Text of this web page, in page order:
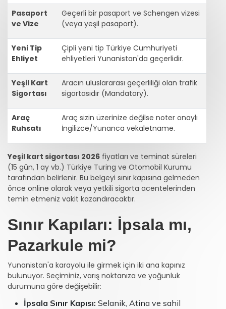
Pasaport
ve Vize
Geçerli bir pasaport ve Schengen vizesi
(veya yeşil pasaport).
Yeni Tip
Ehliyet
Çipli yeni tip Türkiye Cumhuriyeti
ehliyetleri Yunanistan'da geçerlidir.
Yeşil Kart
Sigortası
Aracın uluslararası geçerliliği olan trafik
sigortasıdır (Mandatory).
Araç
Ruhsatı
Araç sizin üzerinize değilse noter onaylı
İngilizce/Yunanca vekaletname.
Yeşil kart sigortası 2026 fiyatları ve teminat süreleri
(15 gün, 1 ay vb.) Türkiye Turing ve Otomobil Kurumu
tarafından belirlenir. Bu belgeyi sınır kapısına gelmeden
önce online olarak veya yetkili sigorta acentelerinden
temin etmeniz vakit kazandıracaktır.
Sınır Kapıları: İpsala mı,
Pazarkule mi?
Yunanistan'a karayolu ile girmek için iki ana kapınız
bulunuyor. Seçiminiz, varış noktanıza ve yoğunluk
durumuna göre değişebilir:
İpsala Sınır Kapısı: Selanik, Atina ve sahil